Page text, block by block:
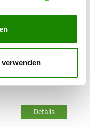
Details